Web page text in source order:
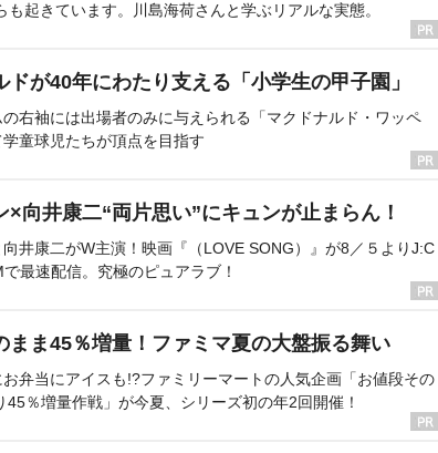
も起きています。川島海荷さんと学ぶリアルな実態。
ドが40年にわたり支える「小学生の甲子園」
右袖には出場者のみに与えられる「マクドナルド・ワッペ
童球児たちが頂点を目指す
×向井康二“両片思い”にキュンが止まらん！
井康二がW主演！映画『（LOVE SONG）』が8／５よりJ:C
最速配信。究極のピュアラブ！
まま45％増量！ファミマ夏の大盤振る舞い
弁当にアイスも!?ファミリーマートの人気企画「お値段その
45％増量作戦」が今夏、シリーズ初の年2回開催！